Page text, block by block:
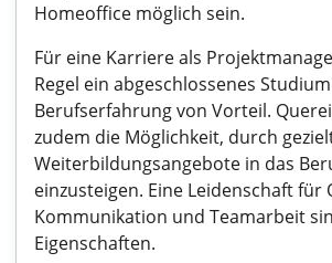
Homeoffice möglich sein.
Für eine Karriere als
Regel ein abgeschlossenes
Berufserfahrung von Vorteil.
zudem die Möglichkeit, durch
Weiterbildungsangebote in das
einzusteigen. Eine Leidenschaft für
Kommunikation und Teamarbeit
Eigenschaften.